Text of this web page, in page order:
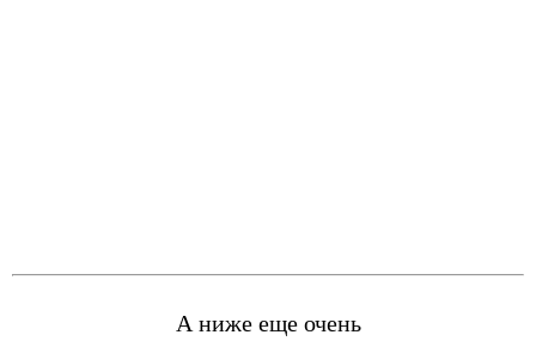
А ниже еще очень